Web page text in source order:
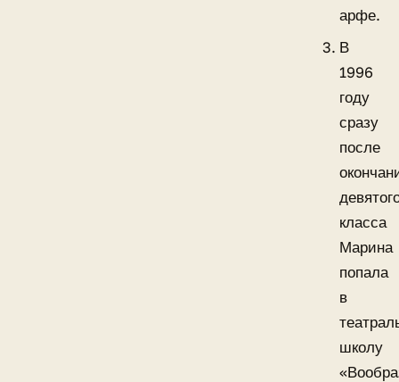
арфе.
В
1996
году
сразу
после
класса
Марина
попала
в
школу